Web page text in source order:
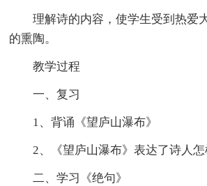
理解诗的内容，使学生受到热爱
的熏陶。
教学过程
一、复习
1、背诵《望庐山瀑布》
2、《望庐山瀑布》表达了诗人怎
二、学习《绝句》